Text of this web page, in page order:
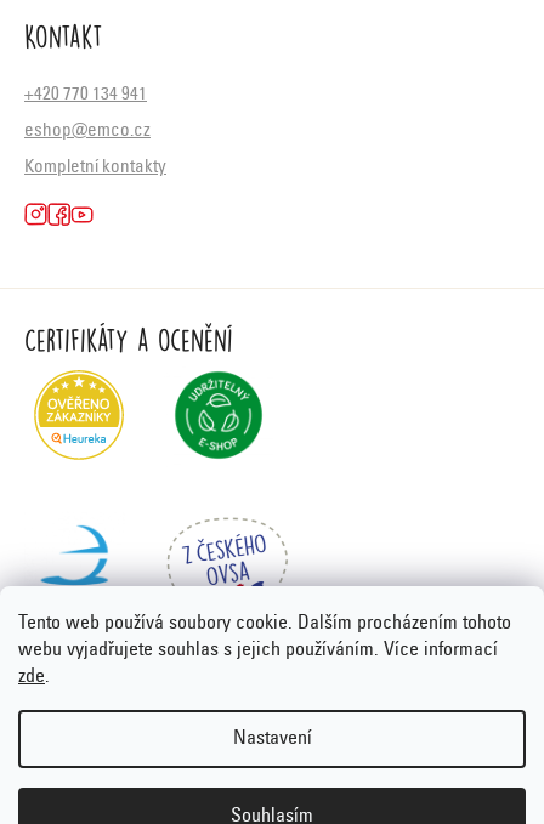
Tento web používá soubory cookie. Dalším procházením tohoto
webu vyjadřujete souhlas s jejich používáním. Více informací
zde.
Nastavení
Souhlasím
Kontakt
+420 770 134 941
eshop@emco.cz
Kompletní kontakty
Certifikáty a ocenění
Vytvořil Shoptet Premium
nastavení cookies